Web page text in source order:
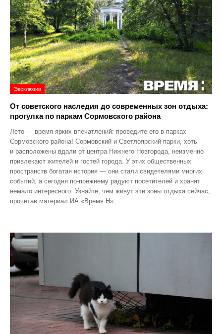
Эксклюзив
От советского наследия до современных зон отдыха:
прогулка по паркам Сормовского района
Лето — время ярких впечатлений: проведите его в парках
Сормовского района! Сормовский и Светлоярский парки, хоть
и расположены вдали от центра Нижнего Новгорода, неизменно
привлекают жителей и гостей города. У этих общественных
пространств богатая история — они стали свидетелями многих
событий, а сегодня по‑прежнему радуют посетителей и хранят
немало интересного. Узнайте, чем живут эти зоны отдыха сейчас,
прочитав материал ИА «Время Н».